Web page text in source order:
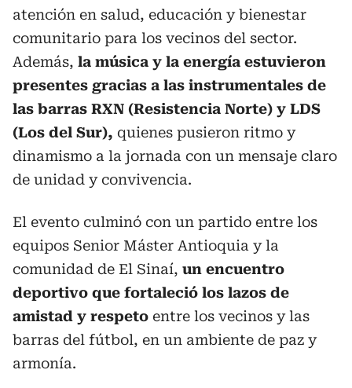
atención en salud, educación y bienestar
comunitario para los vecinos del sector.
Además, la música y la energía estuvieron
presentes gracias a las instrumentales de
las barras RXN (Resistencia Norte) y LDS
(Los del Sur), quienes pusieron ritmo y
dinamismo a la jornada con un mensaje claro
de unidad y convivencia.
El evento culminó con un partido entre los
equipos Senior Máster Antioquia y la
comunidad de El Sinaí, un encuentro
deportivo que fortaleció los lazos de
amistad y respeto entre los vecinos y las
barras del fútbol, en un ambiente de paz y
armonía.